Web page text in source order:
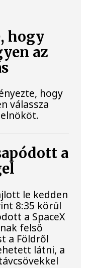
hogy
az
hogy
válassza
a
le kedden
8:35 körül
a SpaceX
felső
a Földről
látni, a